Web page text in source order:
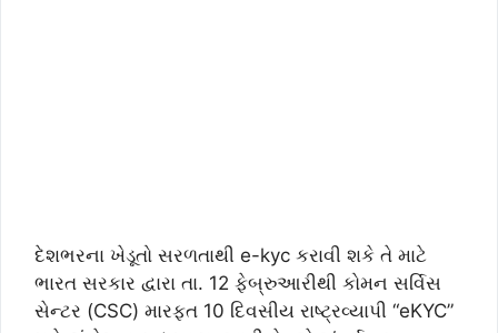
દેશભરના ખેડૂતો સરળતાથી e-kyc કરાવી શકે તે માટે
ભારત સરકાર દ્વારા તા. 12 ફેબ્રુઆરીથી કોમન સર્વિસ
સેન્ટર (CSC) મારફત 10 દિવસીય રાષ્ટ્રવ્યાપી “eKYC”